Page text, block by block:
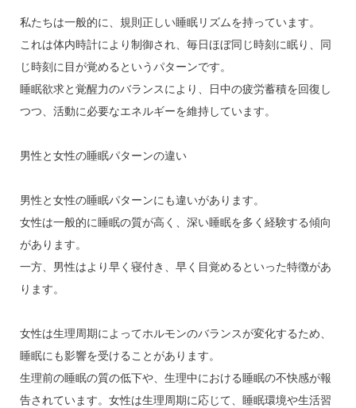
私たちは一般的に、規則正しい睡眠リズムを持っています。
これは体内時計により制御され、毎日ほぼ同じ時刻に眠り、同
じ時刻に目が覚めるというパターンです。
睡眠欲求と覚醒力のバランスにより、日中の疲労蓄積を回復し
つつ、活動に必要なエネルギーを維持しています。
男性と女性の睡眠パターンの違い
男性と女性の睡眠パターンにも違いがあります。
女性は一般的に睡眠の質が高く、深い睡眠を多く経験する傾向
があります。
一方、男性はより早く寝付き、早く目覚めるといった特徴があ
ります。
女性は生理周期によってホルモンのバランスが変化するため、
睡眠にも影響を受けることがあります。
生理前の睡眠の質の低下や、生理中における睡眠の不快感が報
告されています。女性は生理周期に応じて、睡眠環境や生活習